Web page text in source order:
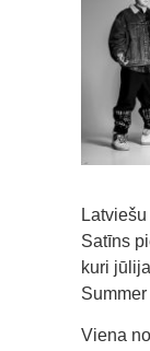
Satīns
kuri
Viena